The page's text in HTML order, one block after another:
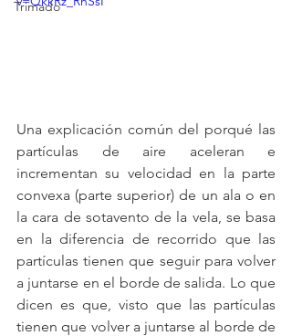
Trimado
Una explicación común del porqué las
partículas de aire aceleran e
incrementan su velocidad en la parte
convexa (parte superior) de un ala o en
la cara de sotavento de la vela, se basa
en la diferencia de recorrido que las
partículas tienen que seguir para volver
a juntarse en el borde de salida. Lo que
dicen es que, visto que las partículas
tienen que volver a juntarse al borde de